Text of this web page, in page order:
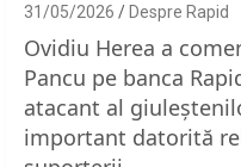
31/05/2026 Despre Rapid
Ovidiu Herea a
Pancu pe banca
atacant al
important datorită